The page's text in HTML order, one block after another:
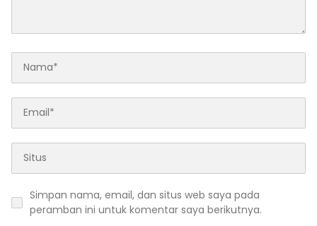
Simpan nama, email, dan situs web saya pada
peramban ini untuk komentar saya berikutnya.